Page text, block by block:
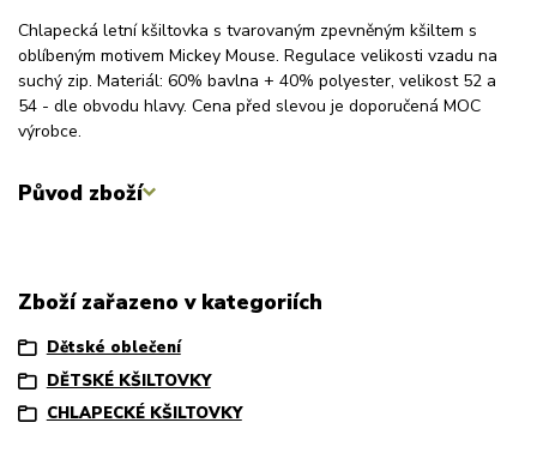
Chlapecká letní kšiltovka s tvarovaným zpevněným kšiltem s
oblíbeným motivem Mickey Mouse. Regulace velikosti vzadu na
suchý zip. Materiál: 60% bavlna + 40% polyester, velikost 52 a
54 - dle obvodu hlavy. Cena před slevou je doporučená MOC
výrobce.
Původ zboží
Zboží zařazeno v kategoriích
Dětské oblečení
DĚTSKÉ KŠILTOVKY
CHLAPECKÉ KŠILTOVKY